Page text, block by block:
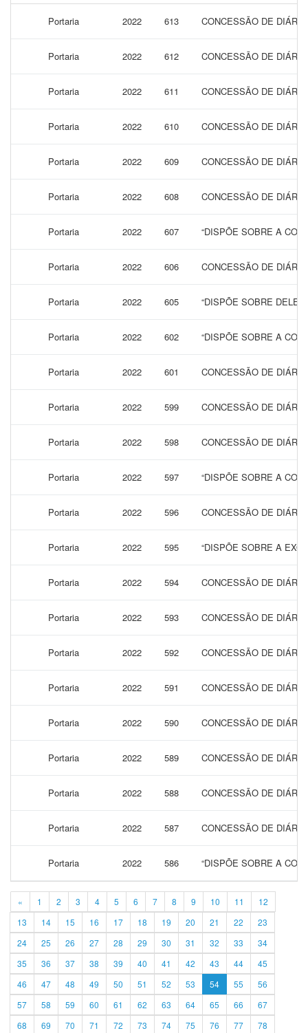
Portaria 2022 613 CONCESSÃO DE
Portaria 2022 612 CONCESSÃO DE
Portaria 2022 611 CONCESSÃO DE
Portaria 2022 610 CONCESSÃO DE
Portaria 2022 609 CONCESSÃO DE
Portaria 2022 608 CONCESSÃO DE
Portaria 2022 607 “DISPÕE SOBRE A
Portaria 2022 606 CONCESSÃO DE
Portaria 2022 605 “DISPÕE SOBRE
Portaria 2022 602 “DISPÕE SOBRE A
Portaria 2022 601 CONCESSÃO DE
Portaria 2022 599 CONCESSÃO DE
Portaria 2022 598 CONCESSÃO DE
Portaria 2022 597 “DISPÕE SOBRE A
Portaria 2022 596 CONCESSÃO DE
Portaria 2022 595 “DISPÕE SOBRE A
Portaria 2022 594 CONCESSÃO DE
Portaria 2022 593 CONCESSÃO DE
Portaria 2022 592 CONCESSÃO DE
Portaria 2022 591 CONCESSÃO DE
Portaria 2022 590 CONCESSÃO DE
Portaria 2022 589 CONCESSÃO DE
Portaria 2022 588 CONCESSÃO DE
Portaria 2022 587 CONCESSÃO DE
Portaria 2022 586 “DISPÕE SOBRE A
« 1 2 3 4 5 6 7 8 9 10 11
12
13
14 15 16 17 18 19 20 21 22
23
24
25 26 27 28 29 30 31 32 33
34
35
36 37 38 39 40 41 42 43 44
45
46
47 48 49 50 51 52 53 54 55
56
57
58 59 60 61 62 63 64 65 66
67
68
69 70 71 72 73 74 75 76 77 78